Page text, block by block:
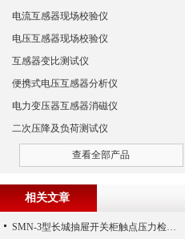
电流互感器现场校验仪
电压互感器现场校验仪
互感器变比测试仪
便携式电压互感器分析仪
电力变压器互感器消磁仪
二次压降及负荷测试仪
查看全部产品
相关文章
SMN-3型长城抽屉开关柜触点压力检测仪技术参数